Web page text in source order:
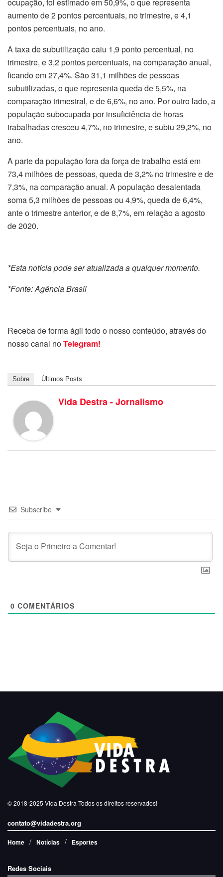
aumento de 2 pontos percentuais, no trimestre, e 4,1
pontos percentuais, no ano.
A taxa de subutilização caiu 1,9 ponto percentual, no
trimestre, e 3,2 pontos percentuais, na comparação anual,
ficando em 27,4%. São 31,1 milhões de pessoas
subutilizadas, o que representa queda de 5,5%, na
comparação trimestral, e de 6,6%, no ano. Por outro lado, a
população subocupada por insuficiência de horas
trabalhadas cresceu 4,7%, no trimestre, e subiu 29,2%, no
ano.
A parte da população fora da força de trabalho está em
73,4 milhões de pessoas, queda de 3,2% no trimestre e de
7,3%, na comparação anual. A população desalentada
soma 5,3 milhões de pessoas ou 4,9%, queda de 6,4%,
ante o trimestre anterior, e de 8,7%, em relação a agosto
de 2020.
*Esta notícia pode ser atualizada a qualquer momento.
*Fonte: Agência Brasil
Receba de forma ágil todo o nosso conteúdo, através do
nosso canal noTelegram!
Sobre Últimos Posts
Vida Destra - Jornalismo
Subscribe
0 COMENTÁRIOS
© 2018-2025 Vida Destra Todos os direitos reservados!
contato@vidadestra.org
Home Notícias Esportes
Redes Sociais